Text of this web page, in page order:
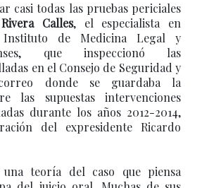
casi todas las pruebas periciales
Calles, el especialista en
de Medicina Legal y
que inspeccionó las
en el Consejo de Seguridad y
donde se guardaba la
las supuestas intervenciones
durante los años 2012-2014,
del expresidente Ricardo
teoría del caso que piensa